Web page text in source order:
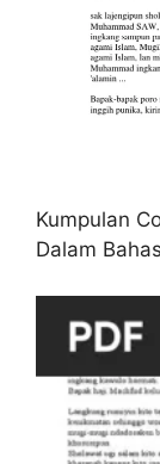
Kumpulan
Dalam